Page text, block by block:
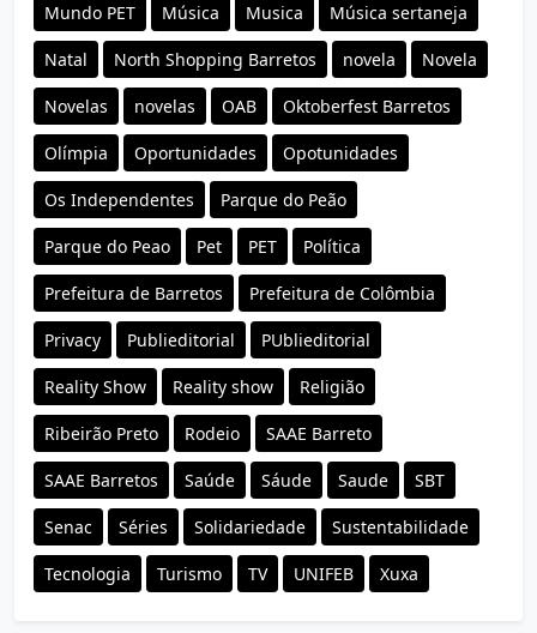
Mundo PET Música Musica Música sertaneja
Natal North Shopping Barretos novela Novela
Novelas novelas OAB Oktoberfest Barretos
Olímpia Oportunidades Opotunidades
Os Independentes Parque do Peão
Parque do Peao Pet PET Política
Prefeitura de Barretos Prefeitura de Colômbia
Privacy Publieditorial PUblieditorial
Reality Show Reality show Religião
Ribeirão Preto Rodeio SAAE Barreto
SAAE Barretos Saúde Sáude Saude SBT
Senac Séries Solidariedade Sustentabilidade
Tecnologia Turismo TV UNIFEB Xuxa